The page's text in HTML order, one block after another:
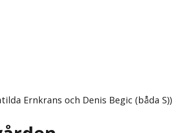
Ernkrans och Denis Begic (båda S))